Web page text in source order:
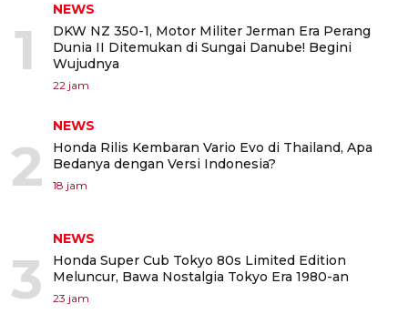
1
NEWS
DKW NZ 350-1, Motor Militer Jerman Era Perang
Dunia II Ditemukan di Sungai Danube! Begini
Wujudnya
22 jam
2
NEWS
Honda Rilis Kembaran Vario Evo di Thailand, Apa
Bedanya dengan Versi Indonesia?
18 jam
3
NEWS
Honda Super Cub Tokyo 80s Limited Edition
Meluncur, Bawa Nostalgia Tokyo Era 1980-an
23 jam